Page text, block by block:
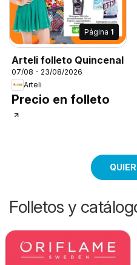
Página 1
Arteli folleto Quincenal
07/08 - 23/08/2026
Arteli
Precio en folleto
Folletos y